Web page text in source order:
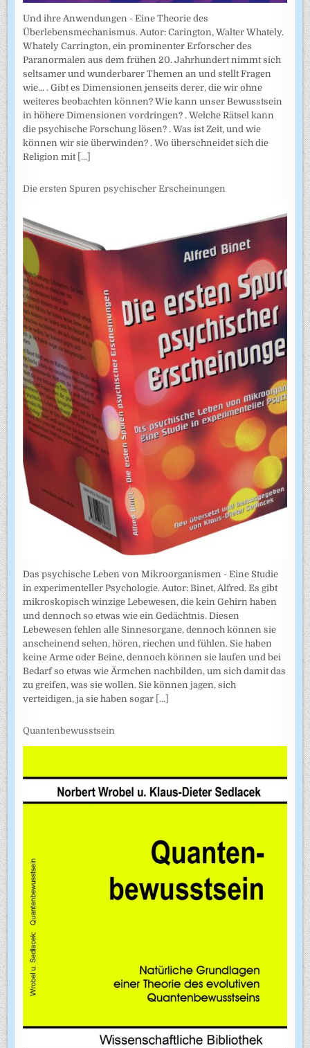
Und ihre Anwendungen - Eine Theorie des
Überlebensmechanismus. Autor: Carington, Walter Whately.
Whately Carrington, ein prominenter Erforscher des
Paranormalen aus dem frühen 20. Jahrhundert nimmt sich
seltsamer und wunderbarer Themen an und stellt Fragen
wie... . Gibt es Dimensionen jenseits derer, die wir ohne
weiteres beobachten können? Wie kann unser Bewusstsein
in höhere Dimensionen vordringen? . Welche Rätsel kann
die psychische Forschung lösen? . Was ist Zeit, und wie
können wir sie überwinden? . Wo überschneidet sich die
Religion mit [...]
Die ersten Spuren psychischer Erscheinungen
Das psychische Leben von Mikroorganismen - Eine Studie
in experimenteller Psychologie. Autor: Binet, Alfred. Es gibt
mikroskopisch winzige Lebewesen, die kein Gehirn haben
und dennoch so etwas wie ein Gedächtnis. Diesen
Lebewesen fehlen alle Sinnesorgane, dennoch können sie
anscheinend sehen, hören, riechen und fühlen. Sie haben
keine Arme oder Beine, dennoch können sie laufen und bei
Bedarf so etwas wie Ärmchen nachbilden, um sich damit das
zu greifen, was sie wollen. Sie können jagen, sich
verteidigen, ja sie haben sogar [...]
Quantenbewusstsein